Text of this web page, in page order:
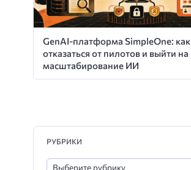
GenAI-платформа SimpleOne: как
отказаться от пилотов и выйти на
масштабирование ИИ
РУБРИКИ